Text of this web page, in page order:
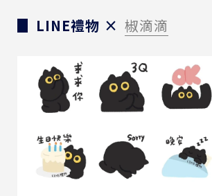
▊ LINE禮物 × 椒滴滴